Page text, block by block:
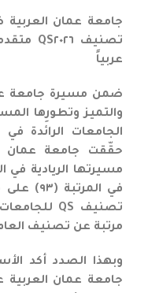
عربياً
ضمن مسيرة جامعة
والتميز وتطورِها
الجامعات الرائدة في
حقّقت جامعة عمان
مسيرتها الريادية في
في
مرتبة عن تصنيف
وبهذا الصدد أكد
جامعة عمان